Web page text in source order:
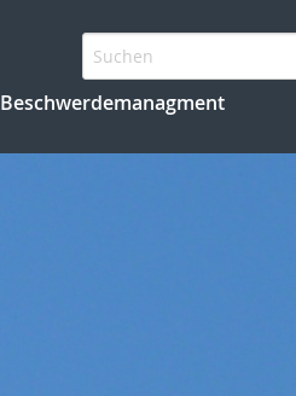
Beschwerdemanagment